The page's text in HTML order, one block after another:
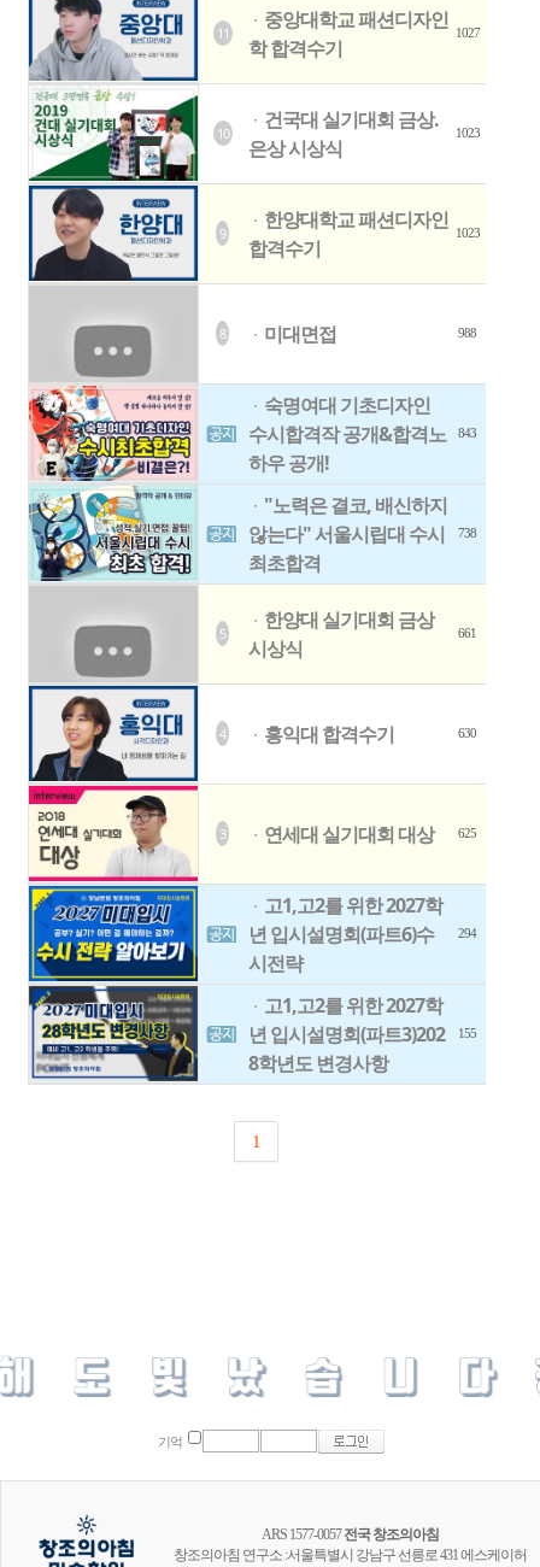
11
ㆍ 중앙대학교 패션디자인
학 합격수기
1027
10
ㆍ 건국대 실기대회 금상.
은상 시상식
1023
9
ㆍ 한양대학교 패션디자인
합격수기
1023
8 ㆍ 미대면접 988
ㆍ 숙명여대 기초디자인
수시합격작 공개&합격노
하우 공개!
843
ㆍ "노력은 결코, 배신하지
않는다" 서울시립대 수시
최초합격
738
5
ㆍ 한양대 실기대회 금상
시상식
661
4 ㆍ 홍익대 합격수기 630
3 ㆍ 연세대 실기대회 대상 625
ㆍ 고1,고2를 위한 2027학
년 입시설명회(파트6)수
시전략
294
ㆍ 고1,고2를 위한 2027학
년 입시설명회(파트3)202
8학년도 변경사항
155
1
기억
ARS 1577-0057전국 창조의아침
창조의아침 연구소 :서울특별시 강남구 선릉로 431 에스케이허